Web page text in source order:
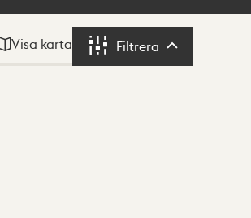
Visa karta Filtrera Filtrera